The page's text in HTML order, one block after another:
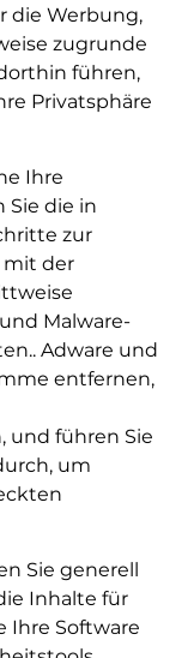
die Werbung,
zugrunde
führen,
Privatsphäre
Ihre
Sie die in
zur
mit der
Malware-
Adware und
entfernen,
und führen Sie
um
Sie generell
Inhalte für
Ihre Software